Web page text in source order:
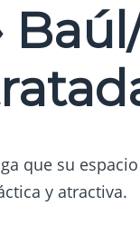
que su
y atractiva.